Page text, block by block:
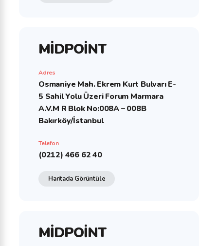
MİDPOİNT
Adres
Osmaniye Mah. Ekrem Kurt Bulvarı E-
5 Sahil Yolu Üzeri Forum Marmara
A.V.M R Blok No:008A – 008B
Bakırköy/İstanbul
Telefon
(0212) 466 62 40
Haritada Görüntüle
MİDPOİNT